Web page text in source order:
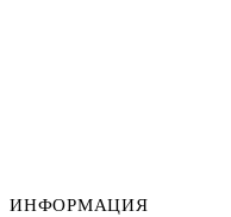
ИНФОРМАЦИЯ